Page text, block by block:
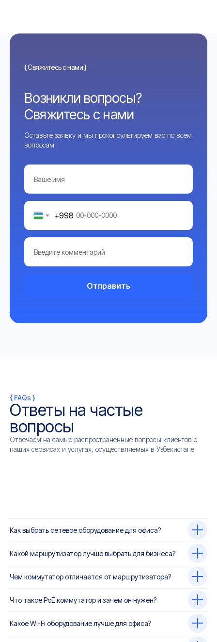
{ Свяжитесь с нами }
Возникли вопросы?
Свяжитесь с нами
Оставьте заявку и мы проконсультируем вас по всем
вопросам.
+998
Отправить
{ FAQs }
Ответы на частые
вопросы
Отвечаем на самые распространенные вопросы клиентов о
наших сервисах и услугах, осуществляемых в Узбекистане.
Как выбрать сетевое оборудование для офиса?
Какой маршрутизатор лучше выбрать для бизнеса?
Чем коммутатор отличается от маршрутизатора?
Что такое PoE коммутатор и зачем он нужен?
Какое Wi-Fi оборудование лучше для офиса?